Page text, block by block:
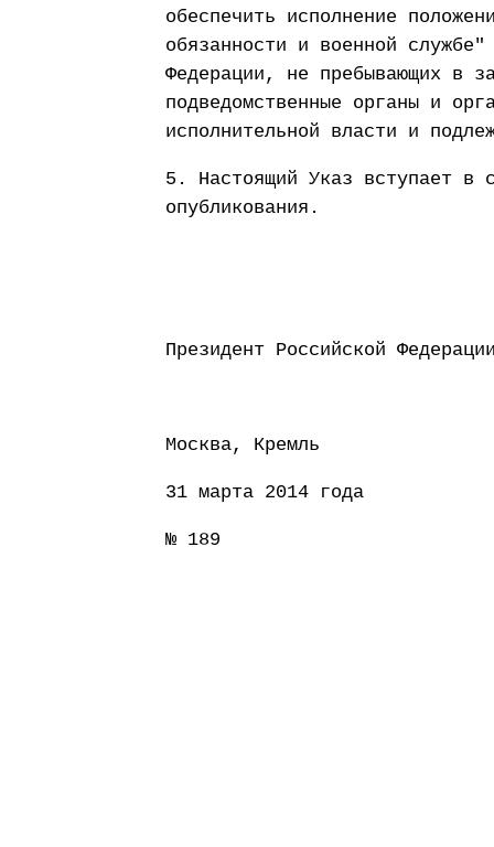
обеспечить исполнение
обязанности и военной
Федерации, не пребывающих в
подведомственные органы и
исполнительной власти и
5. Настоящий Указ вступает в
опубликования.
Президент
Москва, Кремль
31 марта 2014 года
№ 189